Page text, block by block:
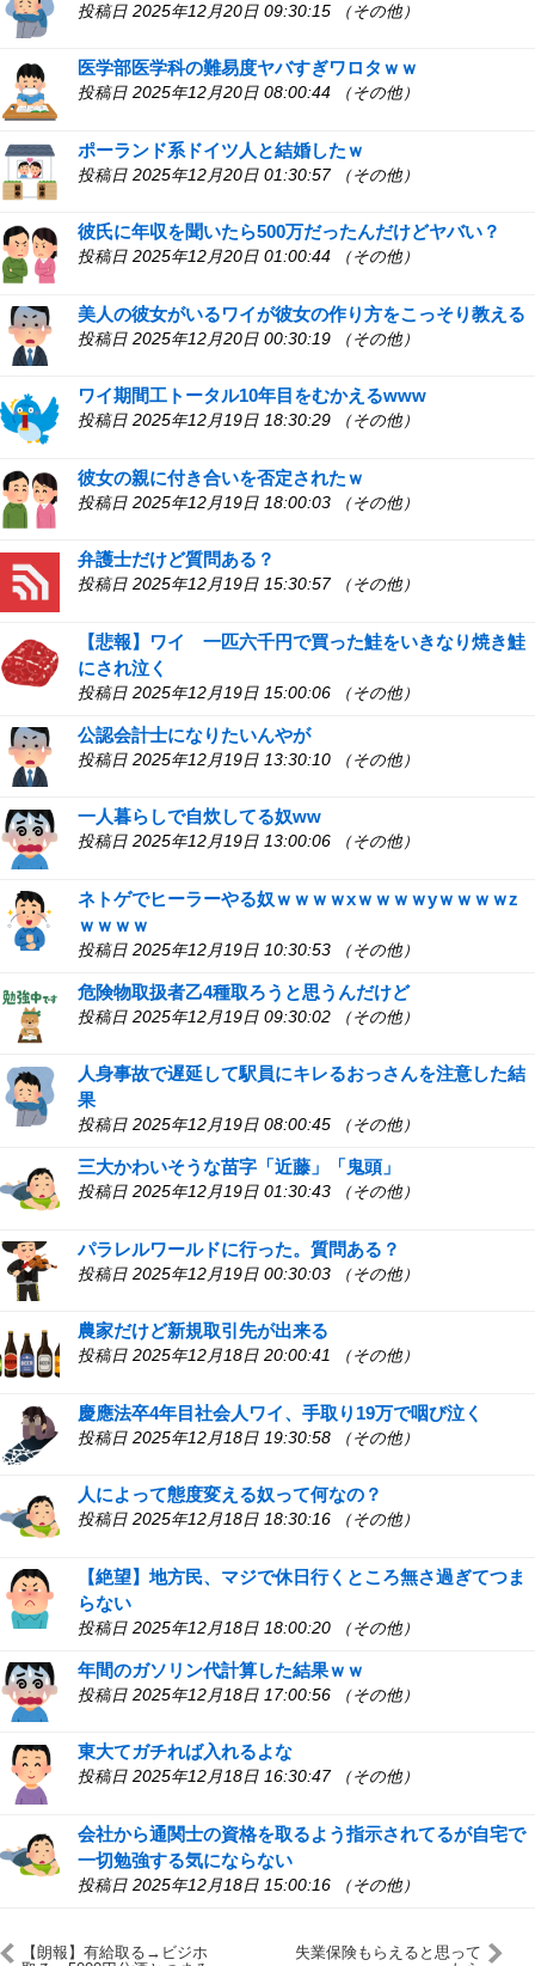
投稿日 2025年12月20日 09:30:15 （その他）
医学部医学科の難易度ヤバすぎワロタｗｗ
投稿日 2025年12月20日 08:00:44 （その他）
ポーランド系ドイツ人と結婚したｗ
投稿日 2025年12月20日 01:30:57 （その他）
彼氏に年収を聞いたら500万だったんだけどヤバい？
投稿日 2025年12月20日 01:00:44 （その他）
美人の彼女がいるワイが彼女の作り方をこっそり教える
投稿日 2025年12月20日 00:30:19 （その他）
ワイ期間工トータル10年目をむかえるwww
投稿日 2025年12月19日 18:30:29 （その他）
彼女の親に付き合いを否定されたｗ
投稿日 2025年12月19日 18:00:03 （その他）
弁護士だけど質問ある？
投稿日 2025年12月19日 15:30:57 （その他）
【悲報】ワイ 一匹六千円で買った鮭をいきなり焼き鮭
にされ泣く
投稿日 2025年12月19日 15:00:06 （その他）
公認会計士になりたいんやが
投稿日 2025年12月19日 13:30:10 （その他）
一人暮らしで自炊してる奴ww
投稿日 2025年12月19日 13:00:06 （その他）
ネトゲでヒーラーやる奴ｗｗｗｗxｗｗｗｗyｗｗｗｗz
ｗｗｗｗ
投稿日 2025年12月19日 10:30:53 （その他）
危険物取扱者乙4種取ろうと思うんだけど
投稿日 2025年12月19日 09:30:02 （その他）
人身事故で遅延して駅員にキレるおっさんを注意した結
果
投稿日 2025年12月19日 08:00:45 （その他）
三大かわいそうな苗字「近藤」「鬼頭」
投稿日 2025年12月19日 01:30:43 （その他）
パラレルワールドに行った。質問ある？
投稿日 2025年12月19日 00:30:03 （その他）
農家だけど新規取引先が出来る
投稿日 2025年12月18日 20:00:41 （その他）
慶應法卒4年目社会人ワイ、手取り19万で咽び泣く
投稿日 2025年12月18日 19:30:58 （その他）
人によって態度変える奴って何なの？
投稿日 2025年12月18日 18:30:16 （その他）
【絶望】地方民、マジで休日行くところ無さ過ぎてつま
らない
投稿日 2025年12月18日 18:00:20 （その他）
年間のガソリン代計算した結果ｗｗ
投稿日 2025年12月18日 17:00:56 （その他）
東大てガチれば入れるよな
投稿日 2025年12月18日 16:30:47 （その他）
会社から通関士の資格を取るよう指示されてるが自宅で
一切勉強する気にならない
投稿日 2025年12月18日 15:00:16 （その他）
【朗報】有給取る→ビジホ
失業保険もらえると思って